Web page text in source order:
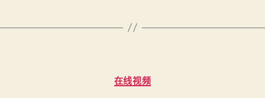
分
类
在线视频